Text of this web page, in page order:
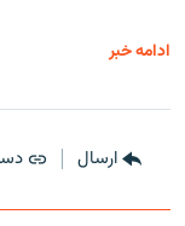
ادامه خبر
ارسال